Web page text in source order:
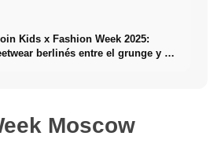
Kids x Fashion Week 2025:
berlinés entre el grunge y el
Moscow